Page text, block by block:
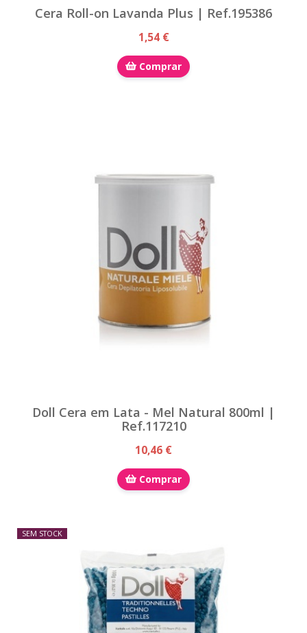
Cera Roll-on Lavanda Plus | Ref.195386
1,54 €
Comprar
Doll Cera em Lata - Mel Natural 800ml |
Ref.117210
10,46 €
Comprar
SEM STOCK